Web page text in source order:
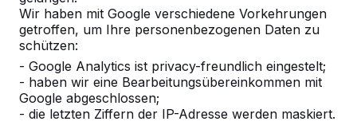
Wir haben mit Google verschiedene Vorkehrungen
getroffen, um Ihre personenbezogenen Daten zu
schützen:
- Google Analytics ist privacy-freundlich eingestelt;
- haben wir eine Bearbeitungsübereinkommen mit
Google abgeschlossen;
- die letzten Ziffern der IP-Adresse werden maskiert.
Referenzen